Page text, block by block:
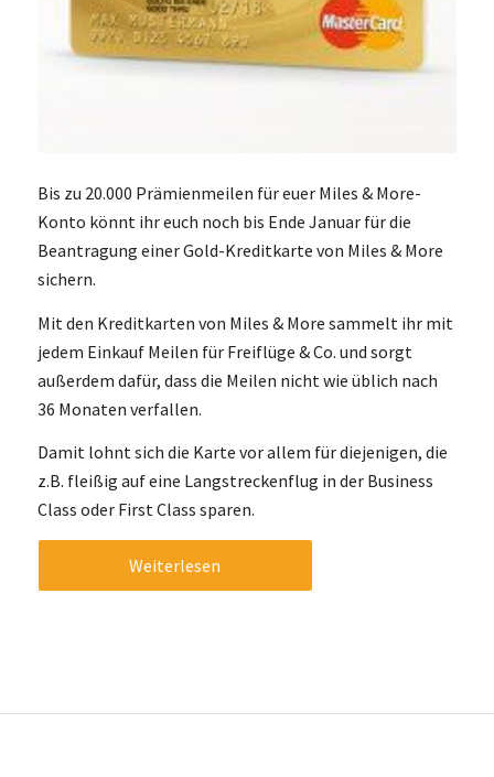
Bis zu 20.000 Prämienmeilen für euer Miles & More-
Konto könnt ihr euch noch bis Ende Januar für die
Beantragung einer Gold-Kreditkarte von Miles & More
sichern.
Mit den Kreditkarten von Miles & More sammelt ihr mit
jedem Einkauf Meilen für Freiflüge & Co. und sorgt
außerdem dafür, dass die Meilen nicht wie üblich nach
36 Monaten verfallen.
Damit lohnt sich die Karte vor allem für diejenigen, die
z.B. fleißig auf eine Langstreckenflug in der Business
Class oder First Class sparen.
Weiterlesen